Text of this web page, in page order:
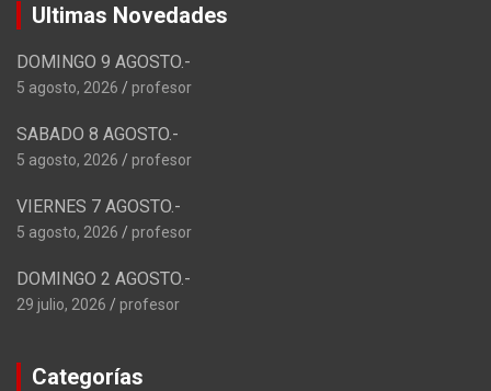
Ultimas Novedades
DOMINGO 9 AGOSTO.-
5 agosto, 2026 profesor
SABADO 8 AGOSTO.-
5 agosto, 2026 profesor
VIERNES 7 AGOSTO.-
5 agosto, 2026 profesor
DOMINGO 2 AGOSTO.-
29 julio, 2026 profesor
Categorías